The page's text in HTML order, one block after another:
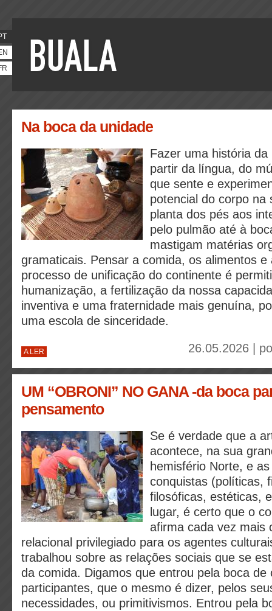
Na boca da unidade
Fazer uma história
partir da língua, do
que sente e
potencial do corpo na
planta dos pés aos
pelo pulmão até à
mastigam matérias
gramaticais. Pensar a comida, os alimentos e
processo de unificação do continente é
humanização, a fertilização da nossa
inventiva e uma fraternidade mais genuína,
uma escola de sinceridade.
A LER 26.05.2026 |
UM “OBRONI” NO GANA -da boca
pensamento
Se é verdade que a
acontece, na sua
hemisfério Norte, e
conquistas (políticas,
filosóficas, estéticas,
lugar, é certo que o
afirma cada vez mais
relacional privilegiado para os agentes
trabalhou sobre as relações sociais que se
da comida. Digamos que entrou pela boca de
participantes, que o mesmo é dizer, pelos
necessidades, ou primitivismos. Entrou pela